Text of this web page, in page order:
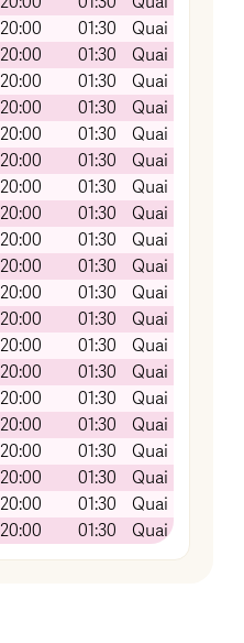
20:00 01:30
Quai Koch
20:00 01:30
Quai Koch
20:00 01:30
Quai Koch
20:00 01:30
Quai Koch
20:00 01:30
Quai Koch
20:00 01:30
Quai Koch
20:00 01:30
Quai Koch
20:00 01:30
Quai Koch
20:00 01:30
Quai Koch
20:00 01:30
Quai Koch
20:00 01:30
Quai Koch
20:00 01:30
Quai Koch
20:00 01:30
Quai Koch
20:00 01:30
Quai Koch
20:00 01:30
Quai Koch
20:00 01:30
Quai Koch
20:00 01:30
Quai Koch
20:00 01:30
Quai Koch
20:00 01:30
Quai Koch
20:00 01:30 Quai Koch